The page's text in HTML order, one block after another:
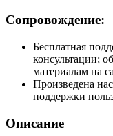
Сопровождение:
Бесплатная
консультации;
материалам на
Произведена
поддержки
Описание